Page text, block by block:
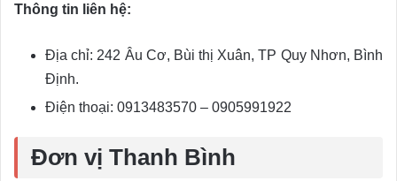
Thông tin liên hệ:
Địa chỉ: 242 Âu Cơ, Bùi thị Xuân, TP Quy Nhơn, Bình
Định.
Điện thoại: 0913483570 – 0905991922
Đơn vị Thanh Bình